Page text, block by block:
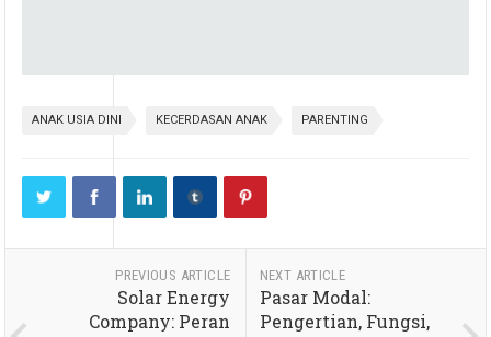
ANAK USIA DINI KECERDASAN ANAK PARENTING
PREVIOUS ARTICLE
Solar Energy
Company: Peran
NEXT ARTICLE
Pasar Modal:
Pengertian, Fungsi,